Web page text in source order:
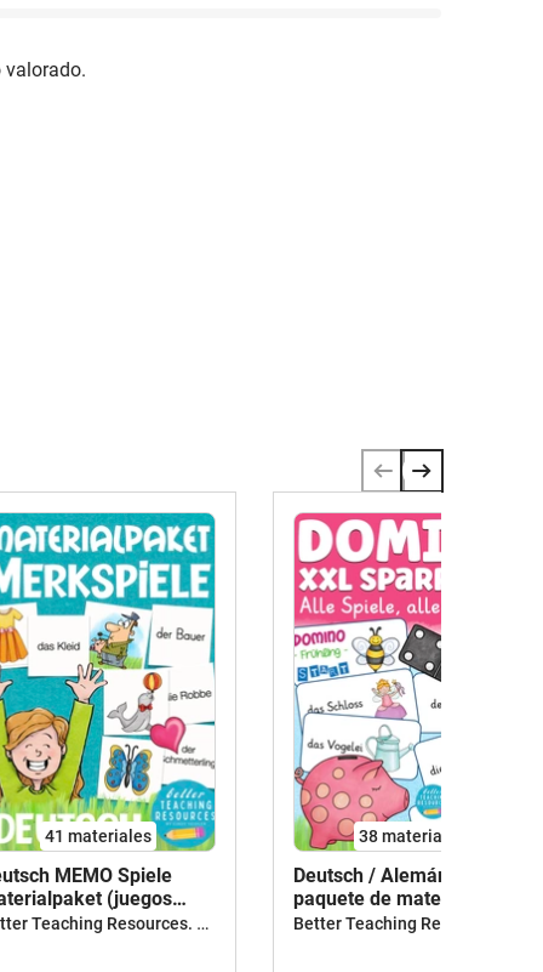
valorado.
41 materiales
MEMO Spiele
(juegos
Better Teaching Resources. Longer coffee breaks.
38 materiales
Deutsch / Alemán DOMINO
paquete de materiales